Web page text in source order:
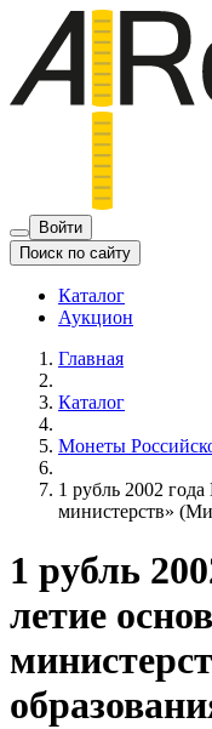
Войти
Поиск по сайту
Каталог
Аукцион
Главная
Каталог
Монеты
1 рубль 2002
министерств»
1 рубль
летие